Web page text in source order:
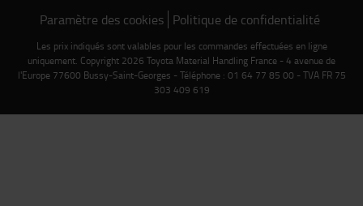
Paramètre des cookies Politique de confidentialité
Les prix indiqués sont valables pour les commandes effectuées en ligne
uniquement. Copyright 2026 Toyota Material Handling France - 4 avenue de
l'Europe 77600 Bussy-Saint-Georges - Téléphone : 01 64 77 85 00 - TVA FR 75
303 409 619